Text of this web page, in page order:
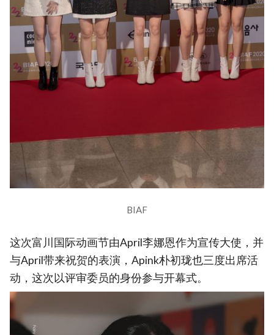
BIAF
这次富川国际动画节由April李娜恩作为宣传大使，并
与April带来祝贺的表演，Apink朴初珑也三度出席活
动，这次以评审委员的身份参与开幕式。